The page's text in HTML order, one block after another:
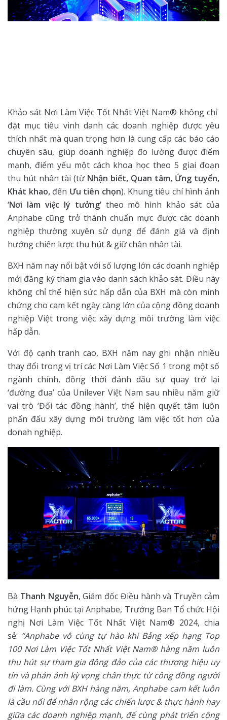
Khảo sát Nơi Làm Việc Tốt Nhất Việt Nam® không chỉ
đặt mục tiêu vinh danh các doanh nghiệp được yêu
thích nhất mà quan trọng hơn là cung cấp các báo cáo
chuyên sâu, giúp doanh nghiệp đo lường được điểm
mạnh, điểm yếu một cách khoa học theo 5 giai đoạn
thu hút nhân tài (từ Nhận biết, Quan tâm, Ứng tuyển,
Khát khao, đến Ưu tiên chọn). Khung tiêu chí hình ảnh
‘Nơi làm việc lý tưởng’ theo mô hình khảo sát của
Anphabe cũng trở thành chuẩn mực được các doanh
nghiệp thường xuyên sử dụng để đánh giá và định
hướng chiến lược thu hút & giữ chân nhân tài.
BXH năm nay nổi bật với số lượng lớn các doanh nghiệp
mới đăng ký tham gia vào danh sách khảo sát. Điều này
không chỉ thể hiện sức hấp dẫn của BXH mà còn minh
chứng cho cam kết ngày càng lớn của cộng đồng doanh
nghiệp Việt trong việc xây dựng môi trường làm việc
hấp dẫn.
Với độ cạnh tranh cao, BXH năm nay ghi nhận nhiều
thay đổi trong vị trí các Nơi Làm Việc Số 1 trong một số
ngành chính, đồng thời đánh dấu sự quay trở lại
‘đường đua’ của Unilever Việt Nam sau nhiều năm giữ
vai trò ‘Đối tác đồng hành’, thể hiện quyết tâm luôn
phấn đấu xây dựng môi trường làm việc tốt hơn của
donah nghiệp.
Bà Thanh Nguyễn, Giám đốc Điều hành và Truyền cảm
hứng Hạnh phúc tại Anphabe, Trưởng Ban Tổ chức Hội
nghị Nơi Làm Việc Tốt Nhất Việt Nam® 2024, chia
sẻ: “Anphabe vô cùng tự hào khi Bảng xếp hạng Top
100 Nơi Làm Việc Tốt Nhất Việt Nam® hàng năm luôn
thu hút sự tham gia đông đảo của các thương hiệu uy
tín và phản ánh kỳ vọng chân thực từ công đồng người
đi làm. Cùng với BXH hàng năm, Anphabe cam kết luôn
là cầu nối để nhân rộng các chiến lược & thực hành hay
giữa các doanh nghiệp mạnh, để cùng phát triển cộng